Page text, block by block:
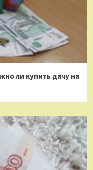
ли купить дачу на